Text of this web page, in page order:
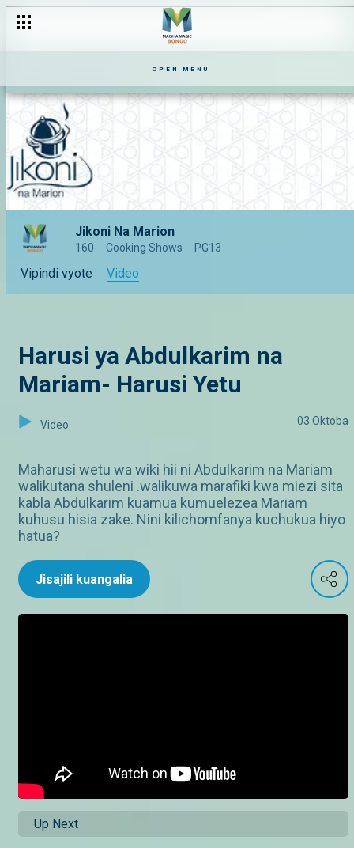
OPEN MENU
Jikoni Na Marion
160 Cooking Shows PG13
Vipindi vyote Video
Harusi ya Abdulkarim na
Mariam- Harusi Yetu
Video 03 Oktoba
Maharusi wetu wa wiki hii ni Abdulkarim na Mariam
walikutana shuleni .walikuwa marafiki kwa miezi sita
kabla Abdulkarim kuamua kumuelezea Mariam
kuhusu hisia zake. Nini kilichomfanya kuchukua hiyo
hatua?
Jisajili kuangalia
Up Next